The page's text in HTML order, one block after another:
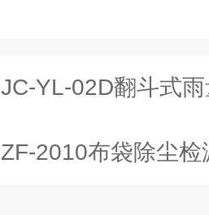
JC-YL-02D翻斗式
ZF-2010布袋除尘检